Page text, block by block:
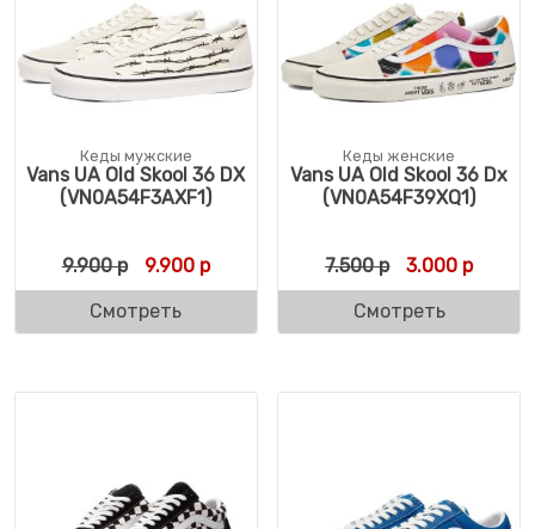
Кеды мужские
Vans UA Old Skool 36 DX
(VN0A54F3AXF1)
9.900р Первоначальная цена составляла 9.900 р.
9.900рТекущая цена: 9.900 р.
Смотреть
Кеды женские
Vans UA Old Skool 36 Dx
(VN0A54F39XQ1)
7.500р 3.000 р
Смотреть